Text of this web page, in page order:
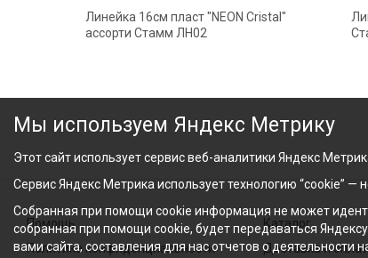
Линейка 16см пласт "NEON Cristal"
ассорти Стамм ЛН02
Помощь
Политика конфиденциальности
Каталог
Доставка и
Мы используем Яндекс Метрику
Этот сайт использует сервис веб-аналитики Яндекс
Сервис Яндекс Метрика использует технологию “cookie”
Собранная при помощи cookie информация не может
собранная при помощи cookie, будет передаваться
вами сайта, составления для нас отчетов о деятельности